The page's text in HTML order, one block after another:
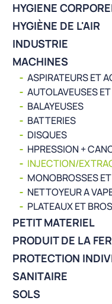
HYGIENE
HYGIÈNE DE L'AIR
INDUSTRIE
MACHINES
ASPIRATEURS ET
AUTOLAVEUSES
BALAYEUSES
BATTERIES
DISQUES
HPRESSION +
INJECTION/
MONOBROSSES
NETTOYEUR A
PLATEAUX ET
PETIT MATERIEL
PRODUIT DE LA
PROTECTION
SANITAIRE
SOLS